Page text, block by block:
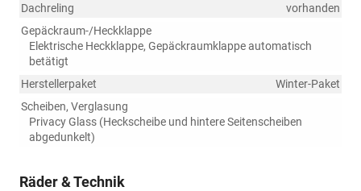
Dachreling
vorhanden
Gepäckraum-/Heckklappe
Elektrische Heckklappe, Gepäckraumklappe automatisch
betätigt
Herstellerpaket
Winter-Paket
Scheiben, Verglasung
Privacy Glass (Heckscheibe und hintere Seitenscheiben
abgedunkelt)
Räder & Technik